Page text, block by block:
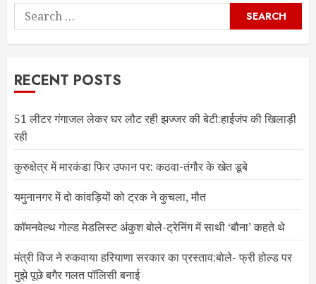
Search
for:
RECENT POSTS
51 लीटर गंगाजल लेकर घर लौट रही झज्जर की बेटी:हाईजंप की खिलाड़ी
रही
कुरुक्षेत्र में मारकंडा फिर उफान पर: कठवा-तंगौर के खेत डूबे
यमुनानगर में दो कांवड़ियों को ट्रक ने कुचला, मौत
कॉमनवेल्थ गोल्ड मेडलिस्ट अंकुश बोले-ट्रेनिंग में साथी ‘बौना’ कहते थे
मंत्री विज ने रुकवाया हरियाणा सरकार का प्रस्ताव:बोले- फ्री होल्ड पर
मुझे पूछे बगैर गलत पॉलिसी बनाई